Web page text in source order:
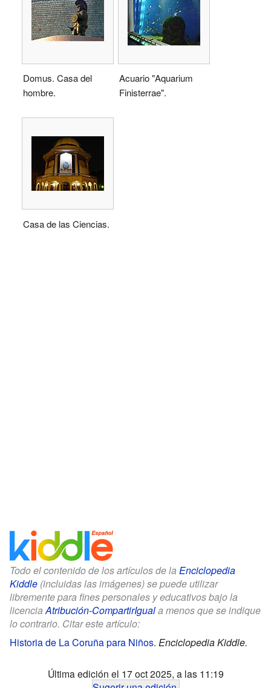
Domus. Casa del
hombre.
Acuario "Aquarium
Finisterrae".
Casa de las Ciencias.
Todo el contenido de los artículos de la Enciclopedia
Kiddle (incluidas las imágenes) se puede utilizar
libremente para fines personales y educativos bajo la
licenciaAtribución-CompartirIguala menos que se indique
lo contrario. Citar este artículo:
Historia de La Coruña para Niños. Enciclopedia Kiddle.
Última edición el 17 oct 2025, a las 11:19